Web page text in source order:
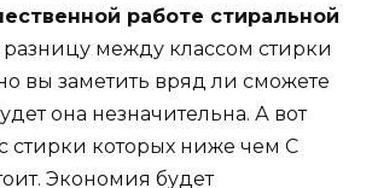
работе стиральной
разницу между классом стирки
вы заметить вряд ли сможете
она незначительна. А вот
стирки которых ниже чем С
Экономия будет